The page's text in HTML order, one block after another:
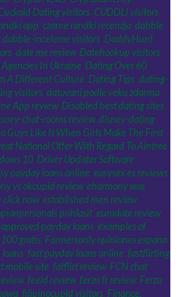
Dating visitors, CUDDLI visitors,
app, czarne randki recenzja, dabble
dabble-inceleme visitors, DaddyHunt
, date me review, Datehookup visitors,
In Ukraine, Dating Over 60
A Different Culture, Dating Tips, dating-
visitors, datovani podle veku zdarma,
App review, Disabled best dating sites,
chat-rooms review, disney-dating
Guys Like It When Girls Make The First
National Offer With Regard To Aintree
10, Driver Updater Software,
payday loans online, easysex es reviews,
vs okcupid review, eharmony was
click now, established men review,
prihlasit, eurodate review,
payday loans, examples of
gratis, Farmersonly opiniones espana,
loans, fast payday loans online, fastflirting
mobile site, fatflirt review, FCN chat
, feeld review, ferzu fr review, Ferzu
, filipinocupid visitors, Finance,